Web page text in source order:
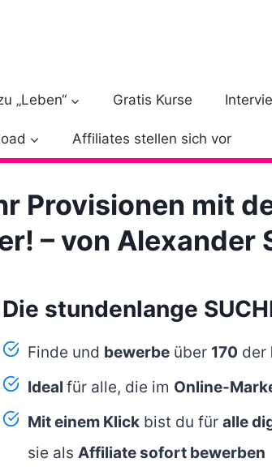
„Leben“ Gratis Kurse
Affiliates stellen sich vor
Provisionen mit
– von Alexander
Die stundenlange
Finde und bewerbeüber 170 der
Ideal für alle, die im Online-
Mit einem Klickbist du für alle
sie als Affiliate sofort bewerben